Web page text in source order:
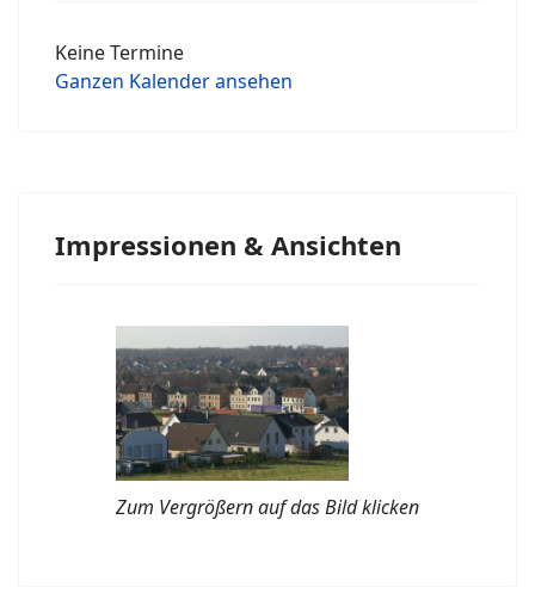
Keine Termine
Ganzen Kalender ansehen
Impressionen & Ansichten
Zum Vergrößern auf das Bild klicken